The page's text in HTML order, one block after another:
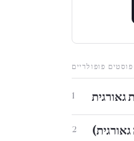
פוסטים פופולריים
1 גאורגית
2